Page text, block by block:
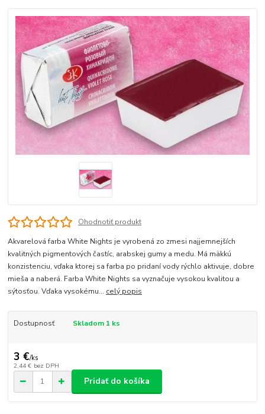
Ohodnotiť produkt
Akvarelová farba White Nights je vyrobená zo zmesi najjemnejších
kvalitných pigmentových častíc, arabskej gumy a medu. Má mäkkú
konzistenciu, vďaka ktorej sa farba po pridaní vody rýchlo aktivuje, dobre
mieša a naberá. Farba White Nights sa vyznačuje vysokou kvalitou a
sýtosťou. Vďaka vysokému... celý popis
Dostupnosť Skladom 1 ks
3 €/ks
2,44 € bez DPH
Pridať do košíka